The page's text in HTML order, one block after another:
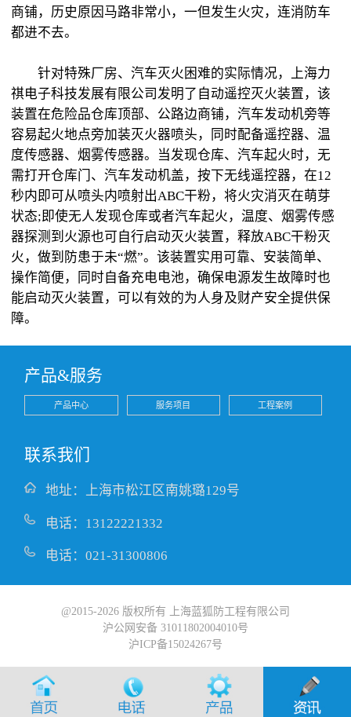
商铺，历史原因马路非常小，一但发生火灾，连消防车
都进不去。
针对特殊厂房、汽车灭火困难的实际情况，上海力
祺电子科技发展有限公司发明了自动遥控灭火装置，该
装置在危险品仓库顶部、公路边商铺，汽车发动机旁等
容易起火地点旁加装灭火器喷头，同时配备遥控器、温
度传感器、烟雾传感器。当发现仓库、汽车起火时，无
需打开仓库门、汽车发动机盖，按下无线遥控器，在12
秒内即可从喷头内喷射出ABC干粉，将火灾消灭在萌芽
状态;即使无人发现仓库或者汽车起火，温度、烟雾传感
器探测到火源也可自行启动灭火装置，释放ABC干粉灭
火，做到防患于未“燃”。该装置实用可靠、安装简单、
操作简便，同时自备充电电池，确保电源发生故障时也
能启动灭火装置，可以有效的为人身及财产安全提供保
障。
产品&服务
产品中心 服务项目 工程案例
联系我们
地址：上海市松江区南姚璐129号
电话：13122221332
电话：021-31300806
@2015-2026 版权所有 上海蓝狐防工程有限公司
沪公网安备 31011802004010号
沪ICP备15024267号